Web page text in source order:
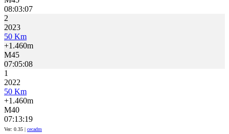
08:03:07
2
2023
50 Km
+1.460m
M45
07:05:08
1
2022
50 Km
+1.460m
M40
07:13:19
Ver: 0.35 | cecadm